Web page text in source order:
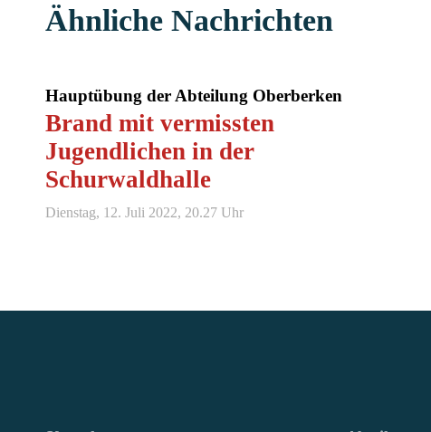
Ähnliche Nachrichten
Hauptübung der Abteilung Oberberken
Brand mit vermissten
Jugendlichen in der
Schurwaldhalle
Dienstag, 12. Juli 2022, 20.27 Uhr